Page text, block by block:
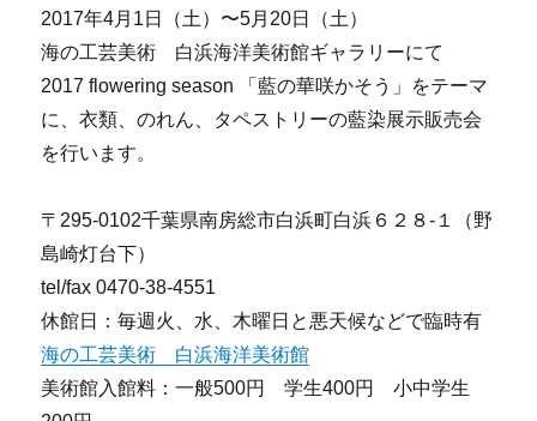
2017年4月1日（土）〜5月20日（土）
海の工芸美術 白浜海洋美術館ギャラリーにて
2017 flowering season 「藍の華咲かそう」をテーマ
に、衣類、のれん、タペストリーの藍染展示販売会
を行います。
〒295-0102千葉県南房総市白浜町白浜６２８-１（野
島崎灯台下）
tel/fax 0470-38-4551
休館日：毎週火、水、木曜日と悪天候などで臨時有
海の工芸美術 白浜海洋美術館
美術館入館料：一般500円 学生400円 小中学生